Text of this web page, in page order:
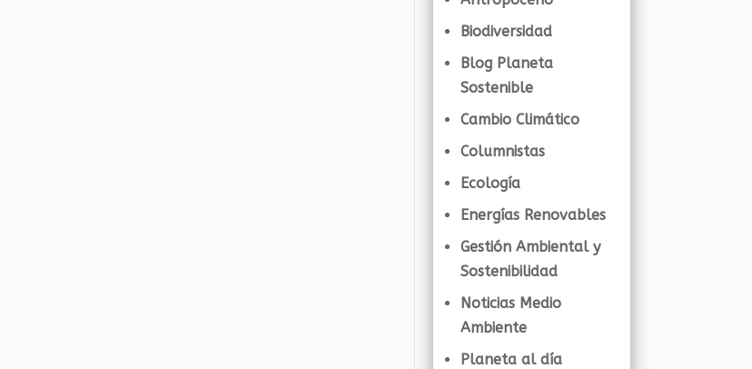
Biodiversidad
Blog Planeta
Sostenible
Cambio Climático
Columnistas
Ecología
Energías Renovables
Gestión Ambiental y
Sostenibilidad
Noticias Medio
Ambiente
Planeta al día